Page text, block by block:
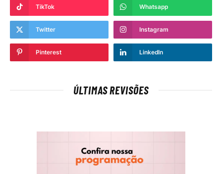
TikTok Whatsapp
Twitter Instagram
Pinterest LinkedIn
ÚLTIMAS REVISÕES